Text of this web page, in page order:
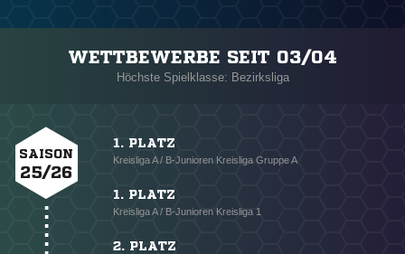
WETTBEWERBE SEIT 03/04
Höchste Spielklasse: Bezirksliga
SAISON
25/26
1. PLATZ
Kreisliga A / B-Junioren Kreisliga Gruppe A
1. PLATZ
Kreisliga A / B-Junioren Kreisliga 1
2. PLATZ